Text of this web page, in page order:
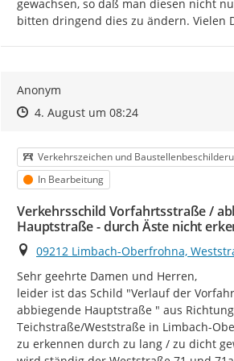
gewachsen, so daß man diesen nicht
bitten dringend dies zu ändern. Vielen
Anonym
Zeitpunkt des Erstellens
Zeitpunkt des Erstellens
4. August um 08:24Zur Äußerung
Kategorie
Verkehrszeichen und
Status
In Bearbeitung
Verkehrsschild Vorfahrtsstraße /
Hauptstraße - durch Äste nicht
Ort
09212 Limbach-Oberfrohna,
Sehr geehrte Damen und Herren,
leider ist das Schild "Verlauf der
abbiegende Hauptstraße " aus Richtung
Teichstraße/Weststraße in Limbach-
zu erkennen durch zu lang / zu dicht